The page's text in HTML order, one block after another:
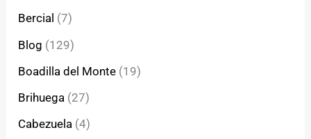
Bercial (7)
Blog (129)
Boadilla del Monte (19)
Brihuega (27)
Cabezuela (4)